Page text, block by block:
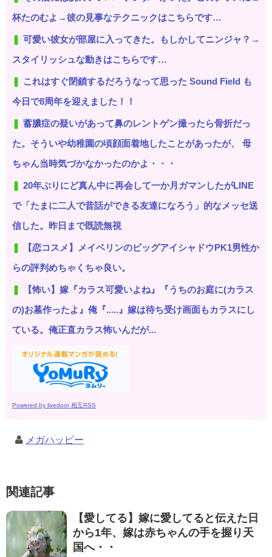
杯たのむよ→彼の見事なテクニックはこちらです…
可愛い彼女が部屋に入ってきた。もしかしてニンジャ？→
スタイリッシュな動きはこちらです…
これはすぐ閉鎖するだろうなって思った Sound Field も
今日で8周年を迎えました！！
蓄膿症の疑いがあって鼻のレントゲン撮ったら骨折だっ
た。そういや幼稚園の頃顔面着地したことがあったが、 母
ちゃん当時気づかなかったのかよ・・・
20年ぶりにど真ん中に再会して一か月ガマンしたがLINE
で「たまに二人で昔話ができる友達になろう」的なメッセ送
信した。昨日まで既読無視
【恋コスメ】メイベリンのビッグアイシャドウPK1男性か
らの評判めちゃくちゃ良い。
【怖い】嫁『カラス可愛いよね』『うちのお庭に(カラス
の)お墓作ったよ』俺『.....』嫁は待ち受け画面もカラスにし
ている。俺正直カラス怖いんだが...
Powered by livedoor 相互RSS
メガハッピー
関連記事
【愛してる】嫁に愛してると伝えた日
から1年、嫁は赤ちゃんの手を握り天
国へ・・